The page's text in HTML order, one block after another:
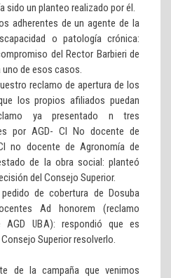
sido un planteo realizado por él.
adherentes de un agente de la
o patología crónica:
del Rector Barbieri de
uno de esos casos.
reclamo de apertura de los
los propios afiliados puedan
ya presentado n tres
por AGD- CI No docente de
no docente de Agronomía de
de la obra social: planteó
del Consejo Superior.
de cobertura de Dosuba
Ad honorem (reclamo
AGD UBA): respondió que es
Superior resolverlo.
de la campaña que venimos